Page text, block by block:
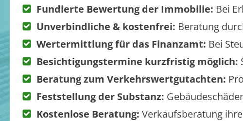
Fundierte Bewertung der Immobilie: Bei
Unverbindliche & kostenfrei: Beratung
Wertermittlung für das Finanzamt: Bei
Besichtigungstermine kurzfristig möglich:
Beratung zum Verkehrswertgutachten:
Feststellung der Substanz:
Kostenlose Beratung: Verkaufsberatung